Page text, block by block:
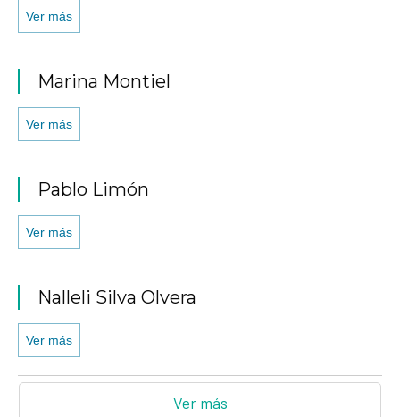
Ver más
Marina Montiel
Ver más
Pablo Limón
Ver más
Nalleli Silva Olvera
Ver más
Ver más